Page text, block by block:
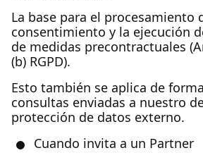
La base para el procesamiento
consentimiento y la ejecución
de medidas precontractuales
(b) RGPD).
Esto también se aplica de
consultas enviadas a nuestro
protección de datos externo.
Cuando invita a un Partner